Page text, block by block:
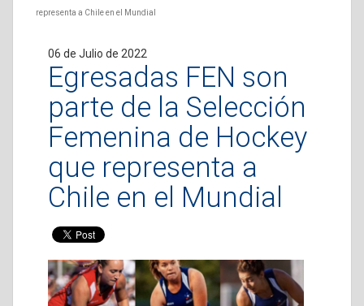
representa a Chile en el Mundial
06 de Julio de 2022
Egresadas FEN son
parte de la Selección
Femenina de Hockey
que representa a
Chile en el Mundial